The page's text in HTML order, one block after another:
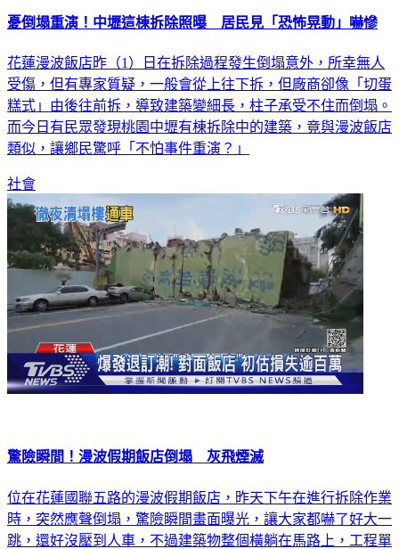
憂倒塌重演！中壢這棟拆除照曝 居民見「恐怖晃動」嚇慘
花蓮漫波飯店昨（1）日在拆除過程發生倒塌意外，所幸無人
受傷，但有專家質疑，一般會從上往下拆，但廠商卻像「切蛋
糕式」由後往前拆，導致建築變細長，柱子承受不住而倒塌。
而今日有民眾發現桃園中壢有棟拆除中的建築，竟與漫波飯店
類似，讓鄉民驚呼「不怕事件重演？」
社會
驚險瞬間！漫波假期飯店倒塌 灰飛煙滅
位在花蓮國聯五路的漫波假期飯店，昨天下午在進行拆除作業
時，突然應聲倒塌，驚險瞬間畫面曝光，讓大家都嚇了好大一
跳，還好沒壓到人車，不過建築物整個橫躺在馬路上，工程單